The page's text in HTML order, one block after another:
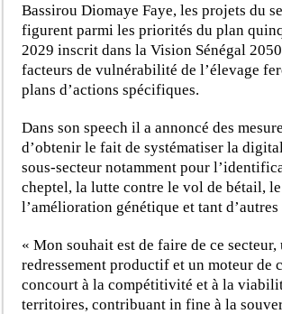
Bassirou Diomaye Faye, les projets du
figurent parmi les priorités du plan
2029 inscrit dans la Vision Sénégal
facteurs de vulnérabilité de l’élevage
plans d’actions spécifiques.
Dans son speech il a annoncé des
d’obtenir le fait de systématiser la
sous-secteur notamment pour
cheptel, la lutte contre le vol de bétail,
l’amélioration génétique et tant d’autres
« Mon souhait est de faire de ce secteur,
redressement productif et un moteur de
concourt à la compétitivité et à la
territoires, contribuant in fine à la